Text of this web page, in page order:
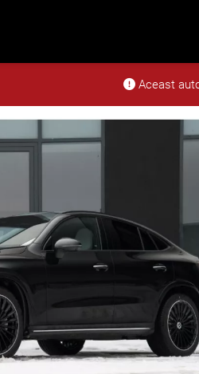
Aceast
Benz GLC Coupé 200 4MATIC